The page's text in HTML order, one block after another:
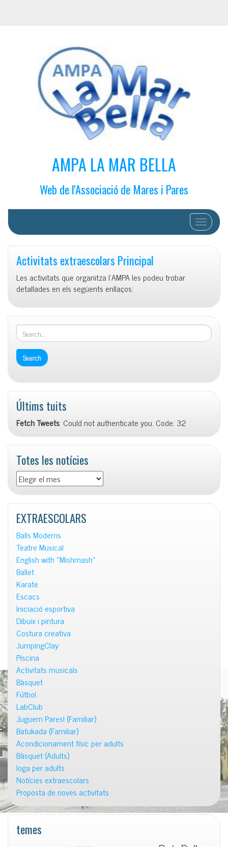
AMPA LA MAR BELLA
Web de l'Associació de Mares i Pares
Cambiar
Activitats extraescolars Principal
Les activitats que organitza l’AMPA les podeu trobar
detallades en els següents enllaços:
Últims tuits
Fetch Tweets: Could not authenticate you. Code: 32
Totes les notícies
Totes
les
notícies
EXTRAESCOLARS
Balls Moderns
Teatre Musical
English with «Mishmash»
Ballet
Karate
Escacs
Iniciació esportiva
Dibuix i pintura
Costura creativa
JumpingClay
Piscina
Activitats musicals
Bàsquet
Fútbol
LabClub
Juguem Pares! (Familiar)
Batukada (Familiar)
Acondicionament físic per adults
Bàsquet (Adults)
Ioga per adults
Notícies extraescolars
Proposta de noves activitats
temes